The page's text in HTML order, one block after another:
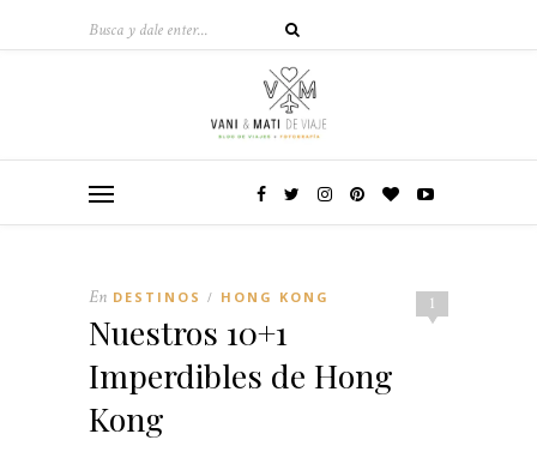
1
En DESTINOS / HONG KONG
Nuestros 10+1
Imperdibles de Hong
Kong